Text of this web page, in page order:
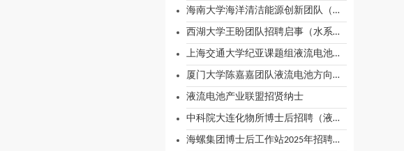
海南大学海洋清洁能源创新团队（液流电池储能方向）招收2026年博士研究生
西湖大学王盼团队招聘启事（水系有机液流电池）
上海交通大学纪亚课题组液流电池方向招聘1名博士生和1名博士后
厦门大学陈嘉嘉团队液流电池方向博士后招聘
液流电池产业联盟招贤纳士
中科院大连化物所博士后招聘（液流电池界面电化学反应机理方向）
海螺集团博士后工作站2025年招聘（液流电池电极和膜材料方向）